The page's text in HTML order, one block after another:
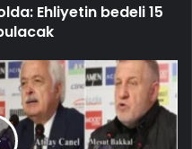
Ehliyetin bedeli 15